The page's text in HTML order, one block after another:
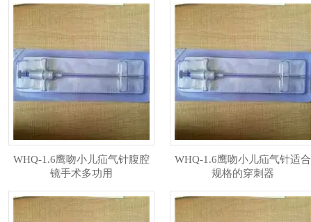
WHQ-1.6鹰吻小儿疝气针腹腔
镜手术多功用
WHQ-1.6鹰吻小儿疝气针适合
规格的穿刺器